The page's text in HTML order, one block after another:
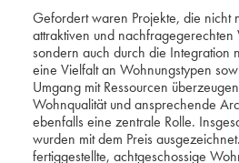
Gefordert waren Projekte, die nicht
attraktiven und
sondern auch durch die Integration
eine Vielfalt an Wohnungstypen
Umgang mit Ressourcen
Wohnqualität und ansprechende
ebenfalls eine zentrale Rolle.
wurden mit dem Preis
fertiggestellte, achtgeschossige